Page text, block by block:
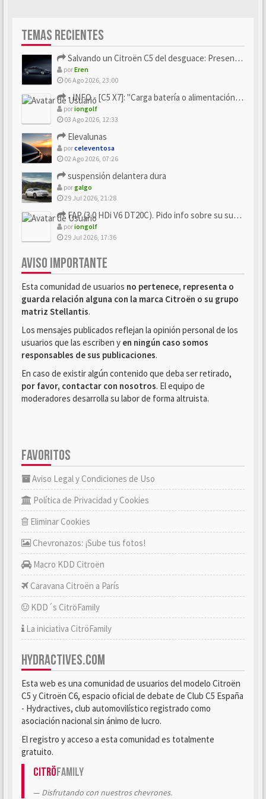
TEMAS RECIENTES
Salvando un Citroën C5 del desguace: Presentación y seguimiento
porEren
06 Ago 2026, 23:00
- INFO - [C5 X7]: "Carga batería o alimentación eléctri...
poriongolf
03 Ago 2026, 12:33
Elevalunas
porceleventosa
02 Ago 2026, 07:26
suspensión delantera dura
porgalgo
29 Jul 2026, 21:28
FAP (3.0 HDi V6 DT20C). Pido info sobre su sustitución
poriongolf
29 Jul 2026, 17:36
AVISO IMPORTANTE
Esta comunidad de usuarios no pertenece, representa o
guarda relación alguna con la marca Citroën o su grupo
matriz Stellantis.
Los mensajes publicados reflejan la opinión personal de los
usuarios que las escriben y en ningún caso somos
responsables de sus publicaciones.
En caso de existir algún contenido que deba ser retirado,
por favor, contactar con nosotros. El equipo de
moderadores desarrolla su labor de forma altruista.
FAVORITOS
Aviso Legal y Condiciones de Uso
Política de Privacidad y Cookies
Eliminar Cookies
Chevronazos: ¡Sube tus fotos!
Macro KDD Citroën
Caravana Citroën a París
KDD´s CitröFamily
La iniciativa CitröFamily
HYDRACTIVES.COM
Esta web es una comunidad de usuarios del modelo Citroën
C5 y Citroën C6, espacio oficial de debate de Club C5 España
- Hydractives, club automovilístico registrado como
asociación nacional sin ánimo de lucro.
El registro y acceso a esta comunidad es totalmente
gratuito.
CitröFamily
Disfrutando con nuestros chevrones.